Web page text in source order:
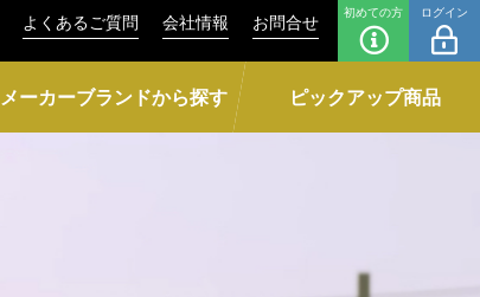
よくあるご質問 会社情報 お問合せ 初めての方 ログイン
メーカーブランドから探す ピックアップ商品